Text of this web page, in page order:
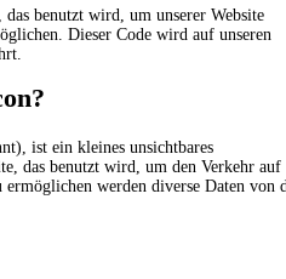
benutzt wird, um unserer Website
Dieser Code wird auf unseren
ist ein kleines unsichtbares
das benutzt wird, um den Verkehr auf
ermöglichen werden diverse Daten von